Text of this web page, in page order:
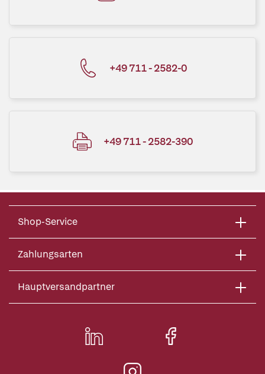
+49 711 - 2582-0
+49 711 - 2582-390
Shop-Service
Zahlungsarten
Hauptversandpartner